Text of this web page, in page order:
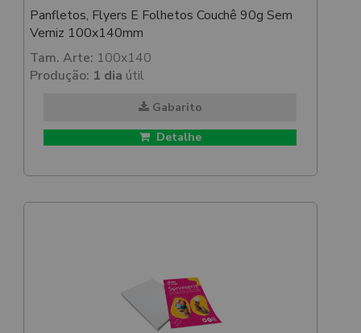
Panfletos, Flyers E Folhetos Couchê 90g Sem
Verniz 100x140mm
Tam. Arte: 100x140
Produção: 1 dia útil
Gabarito
Detalhe